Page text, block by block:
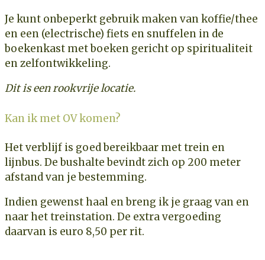
Je kunt onbeperkt gebruik maken van koffie/thee
en een (electrische) fiets en snuffelen in de
boekenkast met boeken gericht op spiritualiteit
en zelfontwikkeling.
Dit is een rookvrije locatie.
Kan ik met OV komen?
Het verblijf is goed bereikbaar met trein en
lijnbus. De bushalte bevindt zich op 200 meter
afstand van je bestemming.
Indien gewenst haal en breng ik je graag van en
naar het treinstation. De extra vergoeding
daarvan is euro 8,50 per rit.